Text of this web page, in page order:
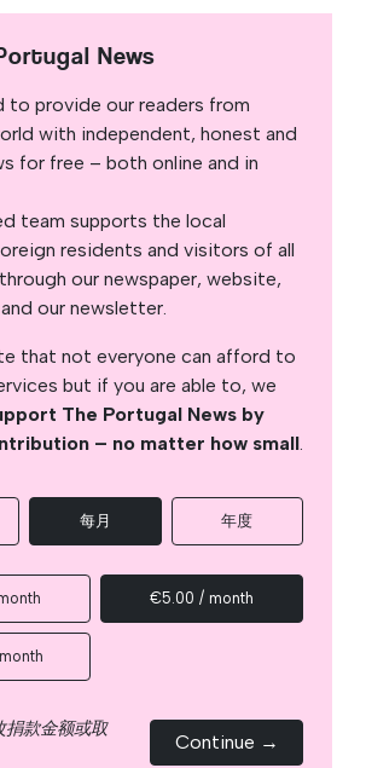
News
to provide our readers from
with independent, honest and
for free – both online and in
team supports the local
residents and visitors of all
our newspaper, website,
our newsletter.
that not everyone can afford to
but if you are able to, we
The Portugal News by
– no matter how small.
每月 年度
€5.00 / month
捐款金额或取
Continue →